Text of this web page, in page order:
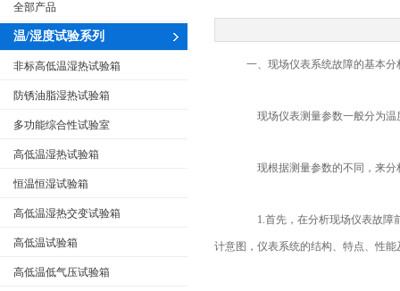
全部产品
温/湿度试验系列
非标高低温湿热试验箱
防锈油脂湿热试验箱
多功能综合性试验室
高低温湿热试验箱
恒温恒湿试验箱
高低温湿热交变试验箱
高低温试验箱
高低温低气压试验箱
一、现场仪表系统故障的基本分
现场仪表测量参数一般分为温
现根据测量参数的不同，来分
1.首先，在分析现场仪表故障前
计意图，仪表系统的结构、特点、性能